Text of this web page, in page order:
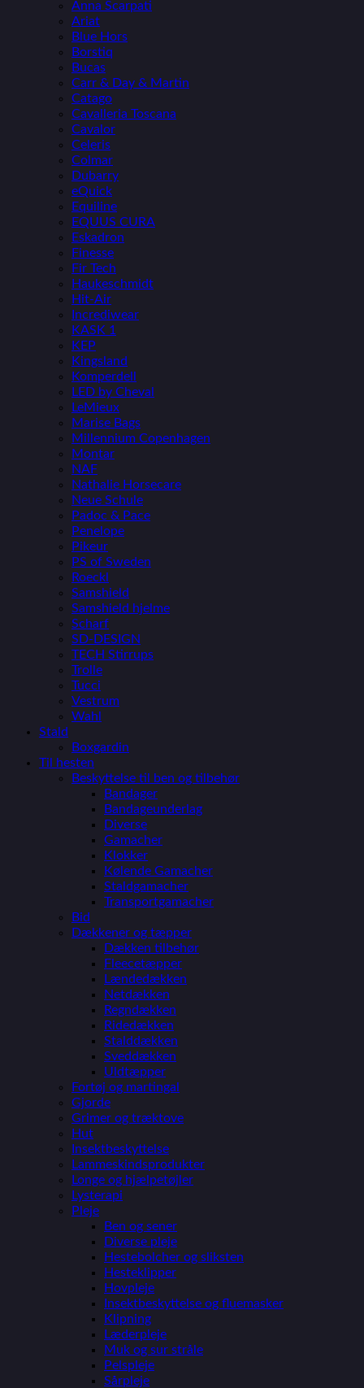
Anna Scarpati
Ariat
Blue Hors
Borstiq
Bucas
Carr & Day & Martin
Catago
Cavalleria Toscana
Cavalor
Celeris
Colmar
Dubarry
eQuick
Equiline
EQUUS CURA
Eskadron
Finesse
Fir Tech
Haukeschmidt
Hit-Air
Incrediwear
KASK 1
KEP
Kingsland
Komperdell
LED by Cheval
LeMieux
Marise Bags
Millennium Copenhagen
Montar
NAF
Nathalie Horsecare
Neue Schule
Padoc & Pace
Penelope
Pikeur
PS of Sweden
Roeckl
Samshield
Samshield hjelme
Scharf
SD-DESIGN
TECH Stirrups
Trolle
Tucci
Vestrum
Wahl
Stald
Boxgardin
Til hesten
Beskyttelse til ben og tilbehør
Bandager
Bandageunderlag
Diverse
Gamacher
Klokker
Kølende Gamacher
Staldgamacher
Transportgamacher
Bid
Dækkener og tæpper
Dækken tilbehør
Fleecetæpper
Lændedækken
Netdækken
Regndækken
Ridedækken
Stalddækken
Sveddækken
Uldtæpper
Fortøj og martingal
Gjorde
Grimer og træktove
Hut
Insektbeskyttelse
Lammeskindsprodukter
Longe og hjælpetøjler
Lysterapi
Pleje
Ben og sener
Diverse pleje
Hestebolcher og sliksten
Hesteklipper
Hovpleje
Insektbeskyttelse og fluemasker
Klipning
Læderpleje
Muk og sur stråle
Pelspleje
Sårpleje